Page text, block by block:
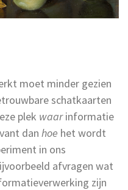
moet minder gezien
schatkaarten
plek waarinformatie
dan hoe het wordt
in ons
afvragen wat
zijn